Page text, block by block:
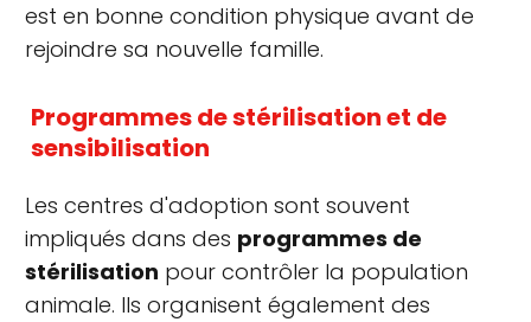
est en bonne condition physique avant de
rejoindre sa nouvelle famille.
Programmes de stérilisation et de
sensibilisation
Les centres d'adoption sont souvent
impliqués dans des programmes de
stérilisation pour contrôler la population
animale. Ils organisent également des